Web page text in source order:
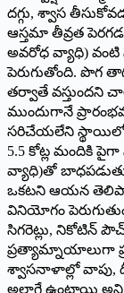
దగ్గు, శ్వాస
ఆస్తమా తీవ్రత
అవరోధ వ్యాధి) వంటి
పెరుగుతోంది. పొగ
తర్వాతే వస్తుందని
ముందుగానే
సరిచేయలేని స్థాయిలో
5.5 కోట్ల మందికి
వ్యాధి)తో
ఒకటని ఆయన
వినియోగం
సిగరెట్లు, నికోటిన్
ప్రత్యామ్నాయాలుగా
శ్వాసనాళాల్లో వాపు,
అలాగే ఉంటాయి అని